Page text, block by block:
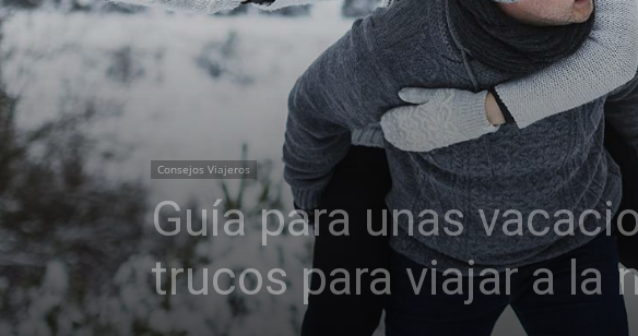
Consejos Viajeros
Guía para unas
trucos para viajar a la